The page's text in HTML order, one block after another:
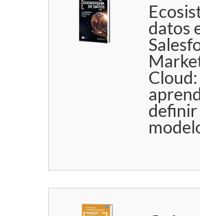
datos
Cloud:
definir